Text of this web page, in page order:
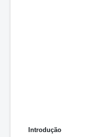
Introdução